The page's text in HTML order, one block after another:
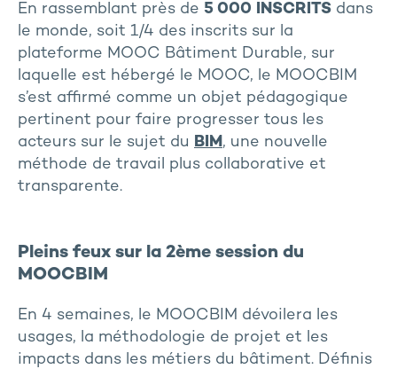
En rassemblant près de 5 000 INSCRITS dans
le monde, soit 1/4 des inscrits sur la
plateforme MOOC Bâtiment Durable, sur
laquelle est hébergé le MOOC, le MOOCBIM
s’est affirmé comme un objet pédagogique
pertinent pour faire progresser tous les
acteurs sur le sujet du BIM, une nouvelle
méthode de travail plus collaborative et
transparente.
Pleins feux sur la 2ème session du
MOOCBIM
En 4 semaines, le MOOCBIM dévoilera les
usages, la méthodologie de projet et les
impacts dans les métiers du bâtiment. Définis